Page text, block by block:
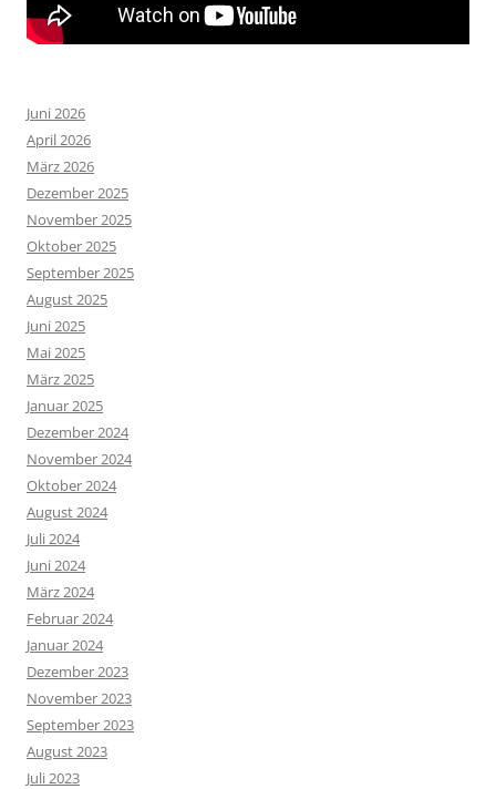
Juni 2026
April 2026
März 2026
Dezember 2025
November 2025
Oktober 2025
September 2025
August 2025
Juni 2025
Mai 2025
März 2025
Januar 2025
Dezember 2024
November 2024
Oktober 2024
August 2024
Juli 2024
Juni 2024
März 2024
Februar 2024
Januar 2024
Dezember 2023
November 2023
September 2023
August 2023
Juli 2023